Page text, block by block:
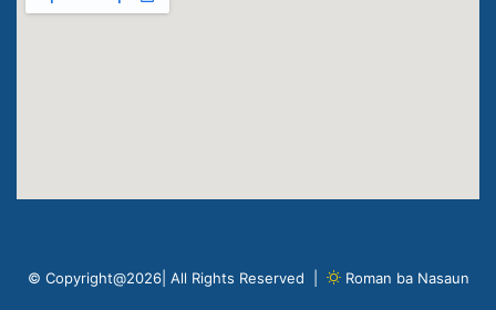
© Copyright@2026| All Rights Reserved | Roman ba Nasaun